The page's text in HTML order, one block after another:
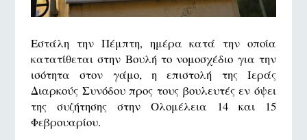
Εστάλη την Πέμπτη, ημέρα κατά την οποία
κατατίθεται στην Βουλή το νομοσχέδιο για την
ισότητα στον γάμο, η επιστολή της Ιεράς
Διαρκούς Συνόδου προς τους βουλευτές εν όψει
της συζήτησης στην Ολομέλεια 14 και 15
Φεβρουαρίου.